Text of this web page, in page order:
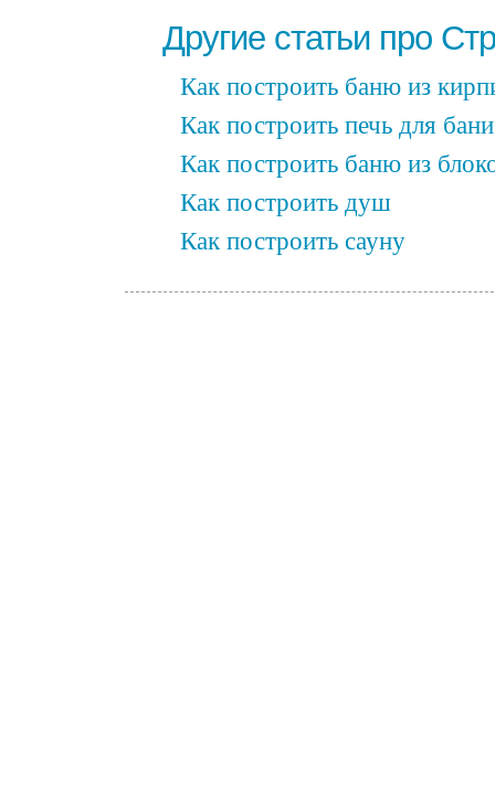
Другие статьи про
Как построить баню из
Как построить печь для бани
Как построить баню из
Как построить душ
Как построить сауну